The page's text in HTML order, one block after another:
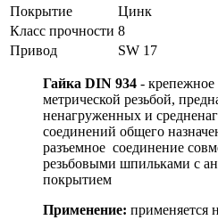
Покрытие
Цинк
Класс прочности 8
Привод
SW 17
Гайка DIN 934 - крепежное
метрической резьбой,
ненагруженных и
соединений общего
разъемное соединение
резьбовыми шпильками с
покрытием
Применение: применяется